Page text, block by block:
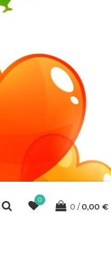
0
0 0,00 €